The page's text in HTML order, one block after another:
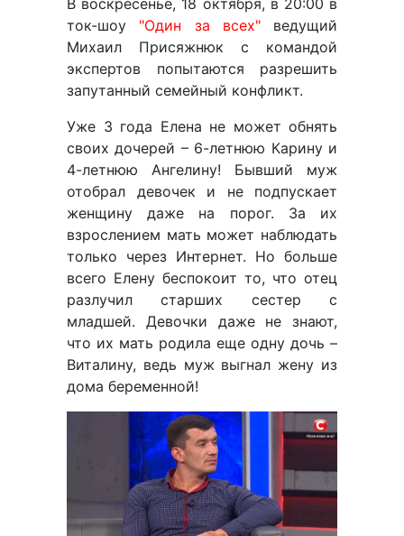
В воскресенье, 18 октября, в 20:00 в
ток-шоу "Один за всех"ведущий
Михаил Присяжнюк с командой
экспертов попытаются разрешить
запутанный семейный конфликт.
Уже 3 года Елена не может обнять
своих дочерей – 6-летнюю Карину и
4-летнюю Ангелину! Бывший муж
отобрал девочек и не подпускает
женщину даже на порог. За их
взрослением мать может наблюдать
только через Интернет. Но больше
всего Елену беспокоит то, что отец
разлучил старших сестер с
младшей. Девочки даже не знают,
что их мать родила еще одну дочь –
Виталину, ведь муж выгнал жену из
дома беременной!